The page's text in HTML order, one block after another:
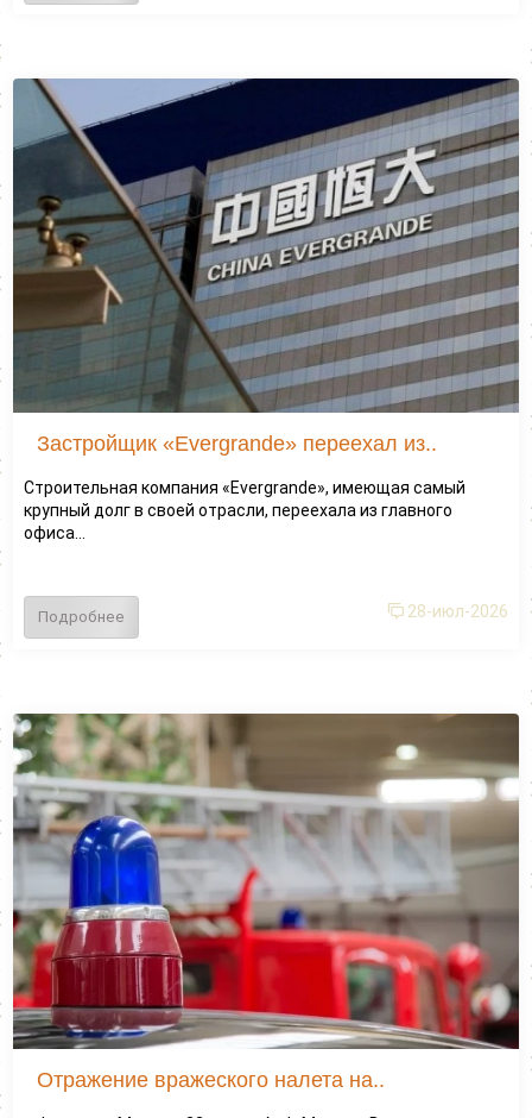
Застройщик «Evergrande» переехал из..
Строительная компания «Evergrande», имеющая самый
крупный долг в своей отрасли, переехала из главного
офиса...
Подробнее 28-июл-2026
Отражение вражеского налета на..